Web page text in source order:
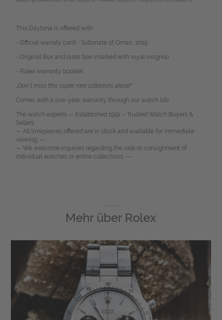
This Daytona is offered with:
- Official warraty card - Sultanate of Oman, 2019
- Original Box and outer box (marked with royal insignia)
- Rolex warranty booklet
„Don´t miss this super rare collectors piece!"
Comes with a one-year warranty through our watch lab.
The watch experts — Established 1991 – Trusted Watch Buyers &
Sellers.
— All timepieces offered are in stock and available for immediate
viewing. —
— We welcome inquiries regarding the sale or consignment of
individual watches or entire collections. —
Mehr über Rolex